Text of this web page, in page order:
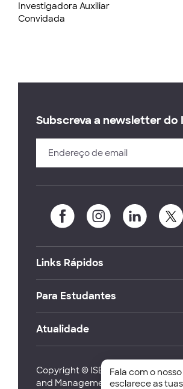
Investigadora Auxiliar
Convidada
Subscreva a newsletter do
Links Rápidos
Para Estudantes
Atualidade
Copyright © ISEG Lisbon School of
and Management 2026
Fala com o nosso
esclarece as